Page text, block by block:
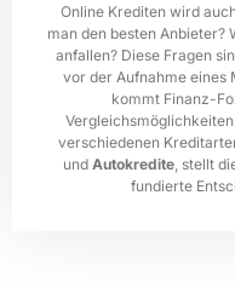
Online Krediten wird
man den besten Anbieter?
anfallen? Diese Fragen
vor der Aufnahme eines
kommt Finanz-
verschiedenen
und Autokredite , stellt
fundierte